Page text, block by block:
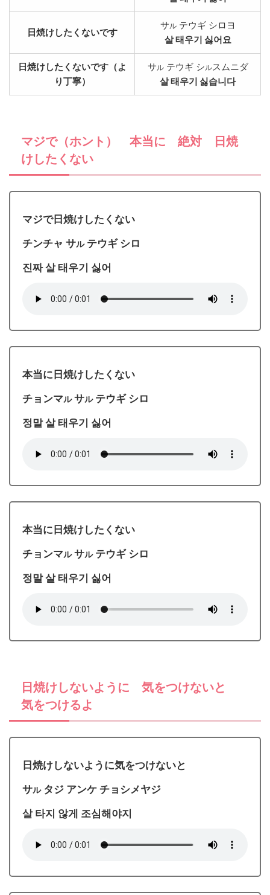
日焼けしたくないです
サルテウギ シロヨ
살 태우기 싫어요
日焼けしたくないです（よ
り丁寧）
サルテウギ シルスムニダ
살 태우기 싫습니다
マジで（ホント） 本当に 絶対 日焼
けしたくない
マジで日焼けしたくない
チンチャ サルテウギ シロ
진짜 살 태우기 싫어
本当に日焼けしたくない
チョンマルサルテウギ シロ
정말 살 태우기 싫어
本当に日焼けしたくない
チョンマルサルテウギ シロ
정말 살 태우기 싫어
日焼けしないように 気をつけないと
気をつけるよ
日焼けしないように気をつけないと
サルタジ アンケ チョシメヤジ
살 타지 않게 조심해야지